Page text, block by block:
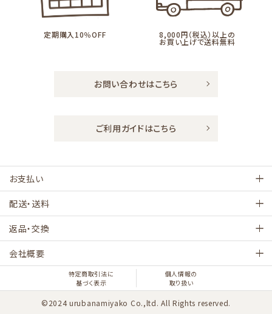
定期購入10％OFF 8,000円（税込）以上の
お買い上げで送料無料
お問い合わせはこちら
ご利用ガイドはこちら
お支払い
配送・送料
返品・交換
会社概要
特定商取引法に
基づく表示
個人情報の
取り扱い
©2024 urubanamiyako Co.,ltd. All Rights reserved.